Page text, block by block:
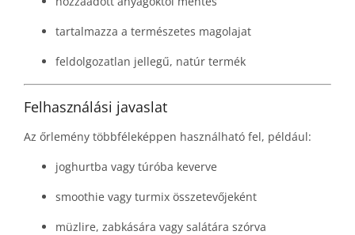
tartalmazza a természetes magolajat
feldolgozatlan jellegű, natúr termék
Felhasználási javaslat
Az őrlemény többféleképpen használható fel, például:
joghurtba vagy túróba keverve
smoothie vagy turmix összetevőjeként
müzlire, zabkására vagy salátára szórva